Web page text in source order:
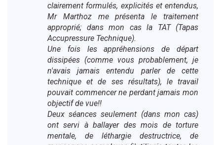
clairement formulés, explicités et entendus,
Mr Marthoz me présenta le traitement
approprié; dans mon cas la TAT (Tapas
Accupressure Technique).
Une fois les appréhensions de départ
dissipées (comme vous probablement, je
n'avais jamais entendu parler de cette
technique et de ses résultats), le travail
pouvait commencer ne perdant jamais mon
objectif de vue!!
Deux séances seulement (dans mon cas)
ont servi à ballayer des mois de torture
mentale, de léthargie destructrice, de